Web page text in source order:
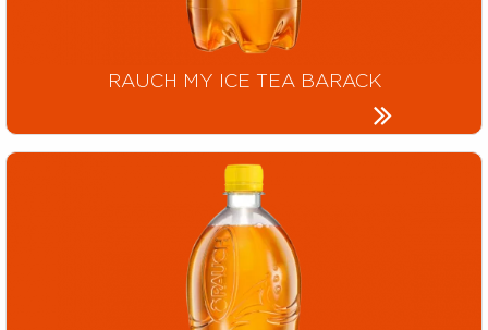
RAUCH MY ICE TEA BARACK